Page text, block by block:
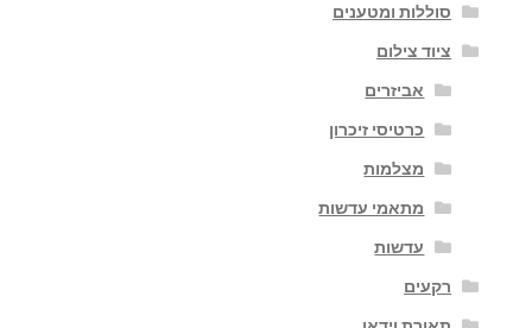
סוללות ומטענים
ציוד צילום
אביזרים
כרטיסי זיכרון
מצלמות
מתאמי עדשות
עדשות
רקעים